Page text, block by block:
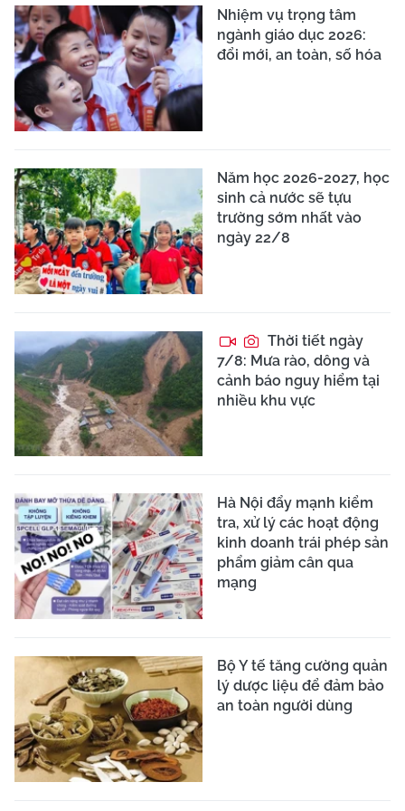
Nhiệm vụ trọng tâm
ngành giáo dục 2026:
đổi mới, an toàn, số hóa
Năm học 2026-2027, học
sinh cả nước sẽ tựu
trường sớm nhất vào
ngày 22/8
Thời tiết ngày
7/8: Mưa rào, dông và
cảnh báo nguy hiểm tại
nhiều khu vực
Hà Nội đẩy mạnh kiểm
tra, xử lý các hoạt động
kinh doanh trái phép sản
phẩm giảm cân qua
mạng
Bộ Y tế tăng cường quản
lý dược liệu để đảm bảo
an toàn người dùng